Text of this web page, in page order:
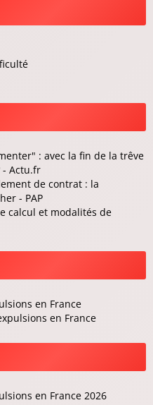
: avec la fin de la trêve
- Actu.fr
de contrat : la
- PAP
calcul et modalités de
en France
en France
en France 2026